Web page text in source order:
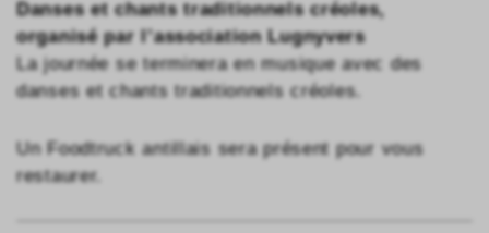
Danses et chants traditionnels créoles,
organisé par l’association Lugnyvers
La journée se terminera en musique avec des
danses et chants traditionnels créoles.
Un Foodtruck antillais sera présent pour vous
restaurer.